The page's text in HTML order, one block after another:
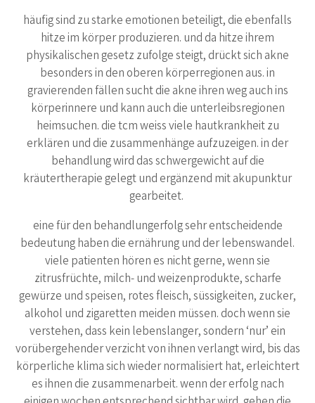
häufig sind zu starke emotionen beteiligt, die ebenfalls
hitze im körper produzieren. und da hitze ihrem
physikalischen gesetz zufolge steigt, drückt sich akne
besonders in den oberen körperregionen aus. in
gravierenden fällen sucht die akne ihren weg auch ins
körperinnere und kann auch die unterleibsregionen
heimsuchen. die tcm weiss viele hautkrankheit zu
erklären und die zusammenhänge aufzuzeigen. in der
behandlung wird das schwergewicht auf die
kräutertherapie gelegt und ergänzend mit akupunktur
gearbeitet.
eine für den behandlungerfolg sehr entscheidende
bedeutung haben die ernährung und der lebenswandel.
viele patienten hören es nicht gerne, wenn sie
zitrusfrüchte, milch- und weizenprodukte, scharfe
gewürze und speisen, rotes fleisch, süssigkeiten, zucker,
alkohol und zigaretten meiden müssen. doch wenn sie
verstehen, dass kein lebenslanger, sondern ‘nur’ ein
vorübergehender verzicht von ihnen verlangt wird, bis das
körperliche klima sich wieder normalisiert hat, erleichtert
es ihnen die zusammenarbeit. wenn der erfolg nach